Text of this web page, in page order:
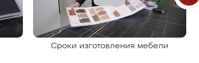
Сроки изготовления мебели